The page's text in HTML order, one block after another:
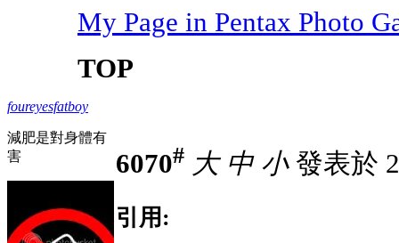
My Page in Pentax Photo
TOP
foureyesfatboy
減肥是對身體有
害
6070# 大 中 小發表於
引用: